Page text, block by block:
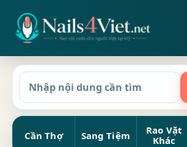
Cần Thợ Sang Tiệm
Rao Vặt
Khác